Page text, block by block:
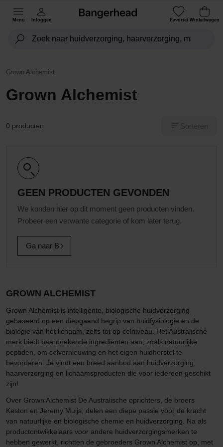
Menu Inloggen Favoriet Winkelwagen
Grown Alchemist
Grown Alchemist
0 producten
GEEN PRODUCTEN GEVONDEN
We konden hier op dit moment geen producten vinden.
Probeer een verwante categorie of kom later terug.
Ga naar B
GROWN ALCHEMIST
Grown Alchemist is intelligente, biologische huidverzorging
gebaseerd op een diepgaand begrip van huidfysiologie en de
biologie van het lichaam, zelfs tot op celniveau. Het Australische
merk biedt baanbrekende ingrediënten aan, zoals natuurlijke
peptiden, om celvernieuwing en het eigen huidherstel te
bevorderen. Je vindt een breed aanbod aan huidverzorging,
haarverzorging en lichaamsproducten die voor iedereen geschikt
zijn!
Over Grown Alchemist De Australische oprichters, de broers
Keston en Jeremy Muijs, delen een diepe passie voor de kracht
van natuurlijke en biologische chemie en huidverzorging. Na als
productontwikkelaars voor andere huidverzorgingsmerken te
hebben gewerkt, richtten de gebroeders Grown Alchemist op, met